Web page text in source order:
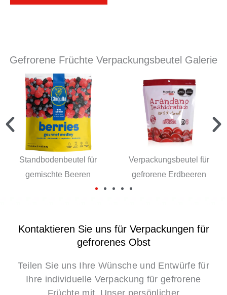
e
Gefrorene Früchte Verpackungsbeutel Galerie
Standbodenbeutel für
gemischte Beeren
Verpackungsbeutel für
gefrorene Erdbeeren
Kontaktieren Sie uns für Verpackungen für
gefrorenes Obst
Teilen Sie uns Ihre Wünsche und Entwürfe für
Ihre individuelle Verpackung für gefrorene